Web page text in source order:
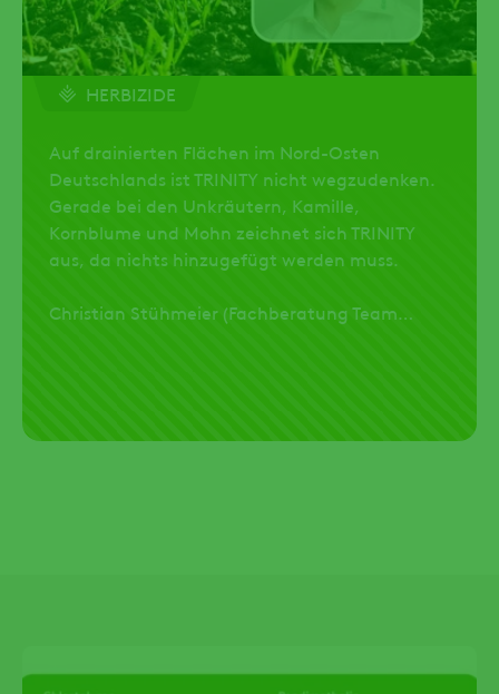
HERBIZIDE
Auf drainierten Flächen im Nord-Osten
Deutschlands ist TRINITY nicht wegzudenken.
Gerade bei den Unkräutern, Kamille,
Kornblume und Mohn zeichnet sich TRINITY
aus, da nichts hinzugefügt werden muss.
Christian Stühmeier (Fachberatung Team